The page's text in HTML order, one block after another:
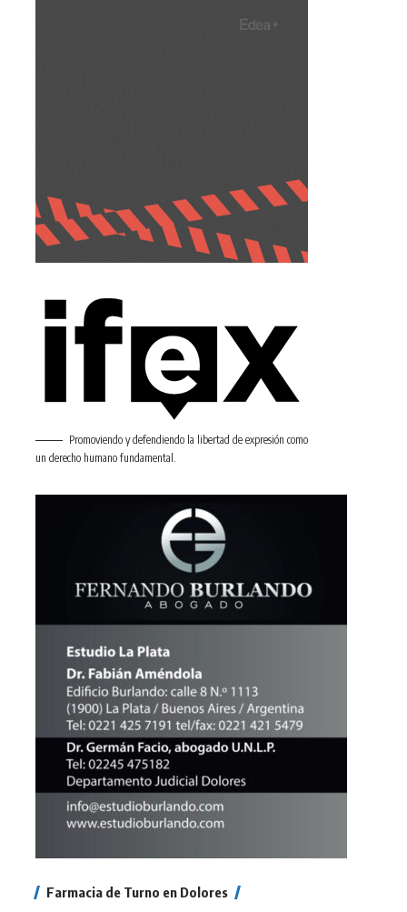
Promoviendo y defendiendo la libertad de expresión como
un derecho humano fundamental.
Farmacia de Turno en Dolores